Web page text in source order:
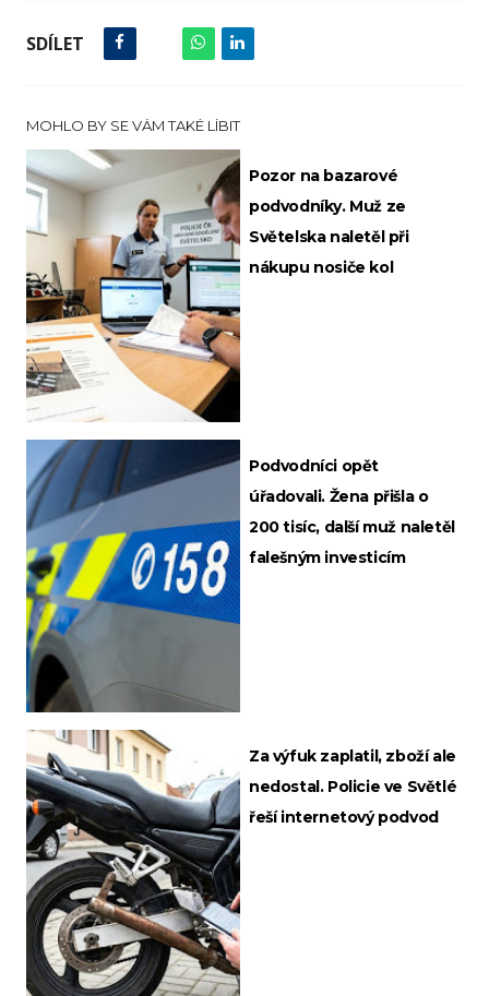
SDÍLET
MOHLO BY SE VÁM TAKÉ LÍBIT
Pozor na bazarové
podvodníky. Muž ze
Světelska naletěl při
nákupu nosiče kol
Podvodníci opět
úřadovali. Žena přišla o
200 tisíc, další muž naletěl
falešným investicím
Za výfuk zaplatil, zboží ale
nedostal. Policie ve Světlé
řeší internetový podvod